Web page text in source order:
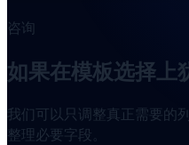
咨询
如果在模板选择上
我们可以只调整真正需要的
整理必要字段。